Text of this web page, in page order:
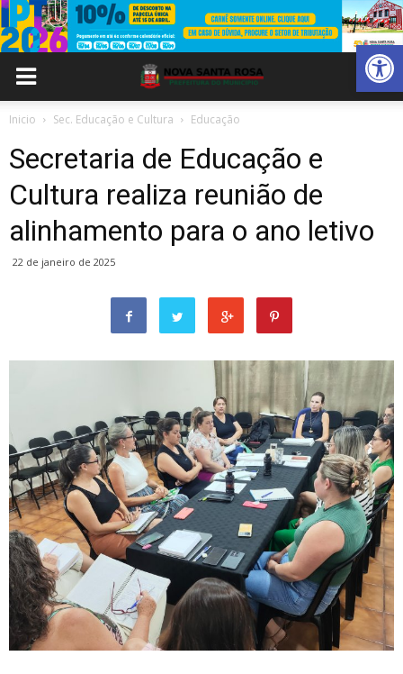
Abrir
Inicio Sec. Educação e Cultura Educação
Secretaria de Educação e
Cultura realiza reunião de
alinhamento para o ano letivo
22 de janeiro de 2025